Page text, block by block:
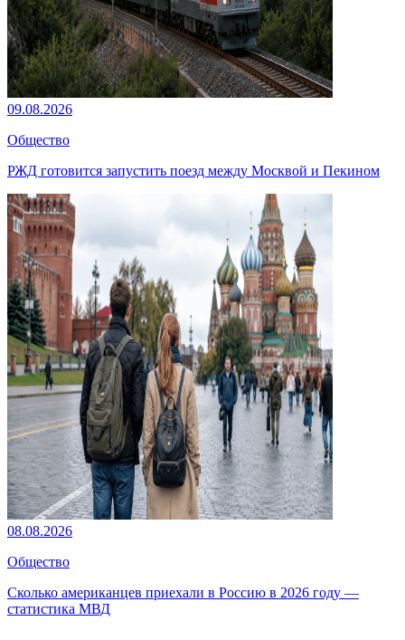
09.08.2026
Общество
РЖД готовится запустить поезд между Москвой и Пекином
08.08.2026
Общество
Сколько американцев приехали в Россию в 2026 году —
статистика МВД